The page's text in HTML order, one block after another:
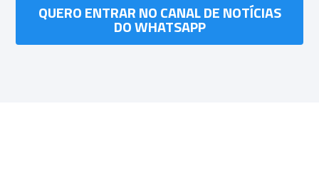
QUERO ENTRAR NO CANAL DE NOTÍCIAS
DO WHATSAPP